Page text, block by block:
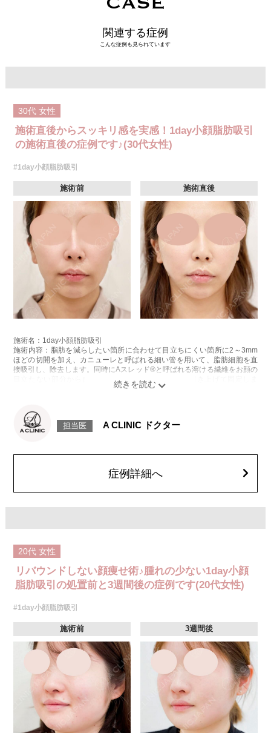
関連する症例
こんな症例も見られています
30代 女性
施術直後からスッキリ感を実感！1day小顔脂肪吸引
の施術直後の症例です♪(30代女性)
#1day小顔脂肪吸引
施術前 施術直後
施術名：1day小顔脂肪吸引
施術内容：脂肪を減らしたい箇所に合わせて目立ちにくい箇所に2～3mm
ほどの切開を加え、カニューレと呼ばれる細い管を用いて、脂肪細胞を直
接吸引し、除去します。同時にAスレッド®と呼ばれる溶ける繊維をお顔の
目立たない部分から皮下へ挿入し、皮膚を内側から引き上げて固定しま
感などが術後一時的に生じることがございます。また、稀に貧血、細菌感
染症、左右差、施術箇所の知覚鈍麻、ぼこつき、硬結、瘢痕化、色素沈
顔の脂肪吸引箇所の追加 1ヶ所ごと+162,800円(税込)
オプション：笑気麻酔 3,300円(税込)
担当医 A CLINIC ドクター
症例詳細へ
20代 女性
リバウンドしない顔痩せ術♪腫れの少ない1day小顔
脂肪吸引の処置前と3週間後の症例です(20代女性)
#1day小顔脂肪吸引
施術前 3週間後